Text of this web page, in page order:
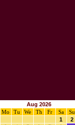
Aug 2026
Mo
Tu We Th Fr Sa
Su
1
2